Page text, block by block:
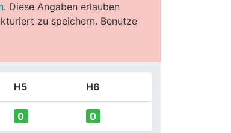
. Diese Angaben erlauben
zu speichern. Benutze
H5 H6
0 0